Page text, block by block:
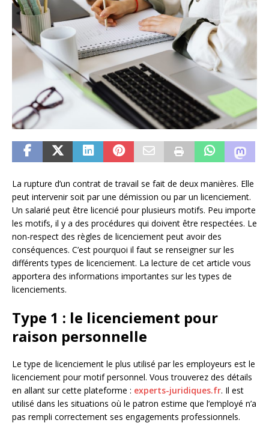
La rupture d’un contrat de travail se fait de deux manières. Elle
peut intervenir soit par une démission ou par un licenciement.
Un salarié peut être licencié pour plusieurs motifs. Peu importe
les motifs, il y a des procédures qui doivent être respectées. Le
non-respect des règles de licenciement peut avoir des
conséquences. C’est pourquoi il faut se renseigner sur les
différents types de licenciement. La lecture de cet article vous
apportera des informations importantes sur les types de
licenciements.
Type 1 : le licenciement pour
raison personnelle
Le type de licenciement le plus utilisé par les employeurs est le
licenciement pour motif personnel. Vous trouverez des détails
en allant sur cette plateforme : experts-juridiques.fr. Il est
utilisé dans les situations où le patron estime que l’employé n’a
pas rempli correctement ses engagements professionnels.